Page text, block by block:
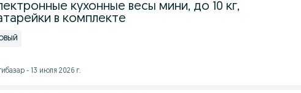
кухонные весы мини, до 10 кг,
в комплекте
- 13 июля 2026 г.